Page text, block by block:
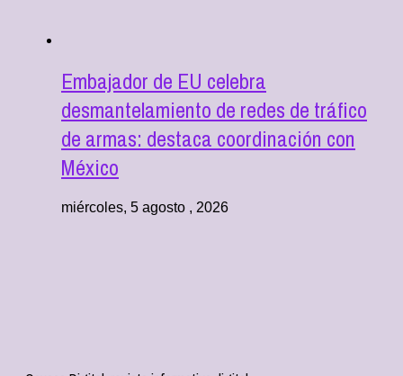
Embajador de EU celebra
desmantelamiento de redes de tráfico
de armas: destaca coordinación con
México
miércoles, 5 agosto , 2026